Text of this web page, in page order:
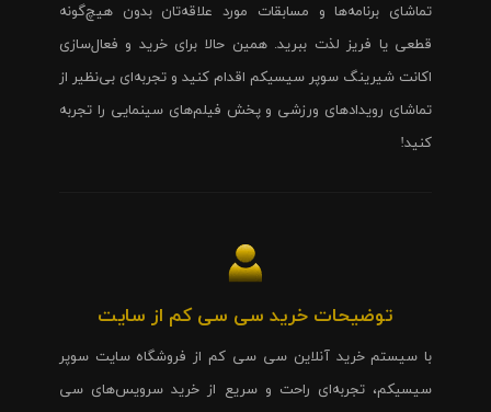
تماشای برنامه‌ها و مسابقات مورد علاقه‌تان بدون هیچ‌گونه
قطعی یا فریز لذت ببرید. همین حالا برای خرید و فعال‌سازی
اکانت شیرینگ سوپر سیسیکم اقدام کنید و تجربه‌ای بی‌نظیر از
تماشای رویدادهای ورزشی و پخش فیلم‌های سینمایی را تجربه
کنید!
توضیحات خرید سی سی کم از سایت
با سیستم خرید آنلاین سی سی کم از فروشگاه سایت سوپر
سیسیکم، تجربه‌ای راحت و سریع از خرید سرویس‌های سی